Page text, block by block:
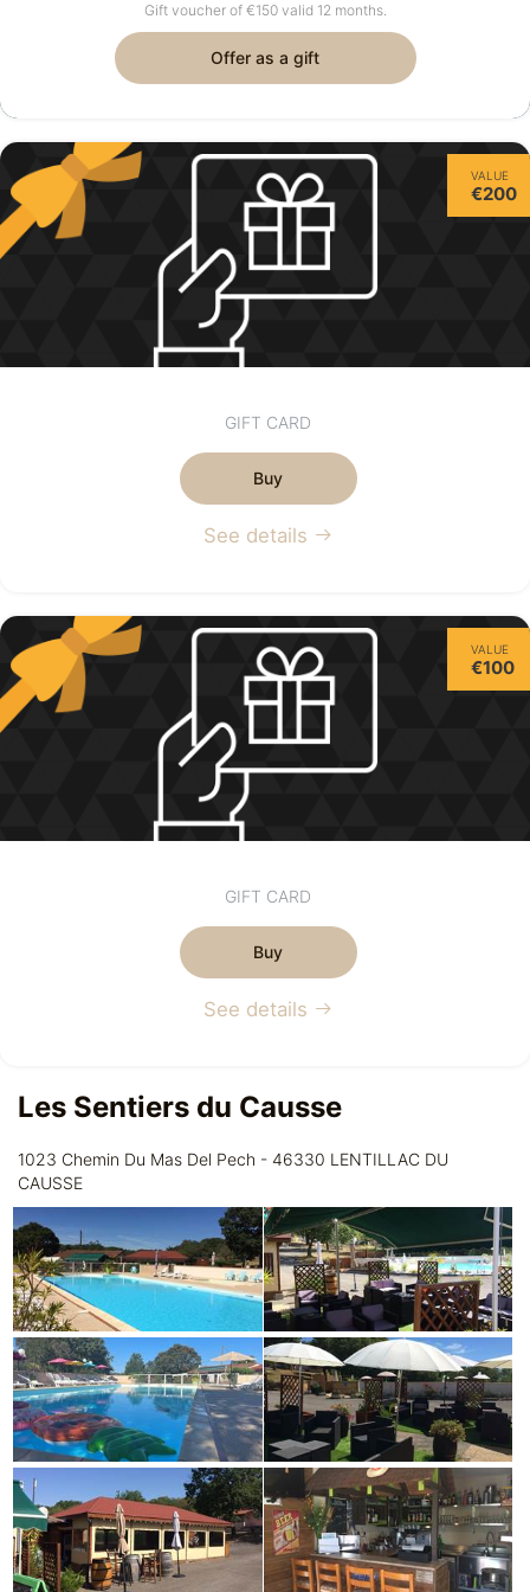
Gift voucher of €150 valid 12 months.
Offer as a gift
VALUE
€200
GIFT CARD
Buy
See details
VALUE
€100
GIFT CARD
Buy
See details
Les Sentiers du Causse
1023 Chemin Du Mas Del Pech - 46330 LENTILLAC DU
CAUSSE